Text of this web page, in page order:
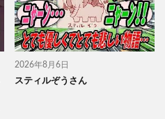
2026年8月6日
スティルぞうさん